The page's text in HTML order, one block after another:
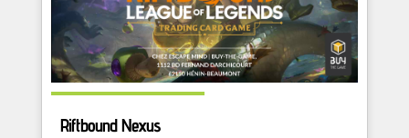
Riftbound Nexus